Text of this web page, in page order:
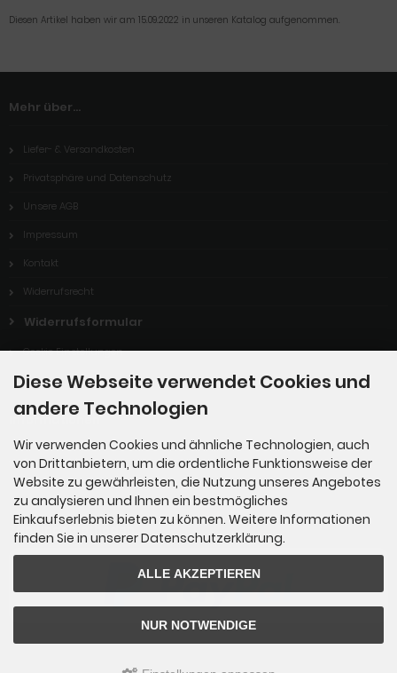
Diesen Artikel haben wir am 15.09.2022 in unseren Katalog aufgenommen.
Mehr über...
Liefer- & Versandkosten
Privatsphäre und Datenschutz
Unsere AGB
Impressum
Kontakt
Widerrufsrecht
Widerrufsformular
Cookie Einstellungen
Informationen
Gartenmärkte
Zahlungsmethoden
Diese Webseite verwendet Cookies und
andere Technologien
Wir verwenden Cookies und ähnliche Technologien, auch
von Drittanbietern, um die ordentliche Funktionsweise der
Website zu gewährleisten, die Nutzung unseres Angebotes
zu analysieren und Ihnen ein bestmögliches
Einkaufserlebnis bieten zu können. Weitere Informationen
finden Sie in unserer Datenschutzerklärung.
ALLE AKZEPTIEREN
NUR NOTWENDIGE